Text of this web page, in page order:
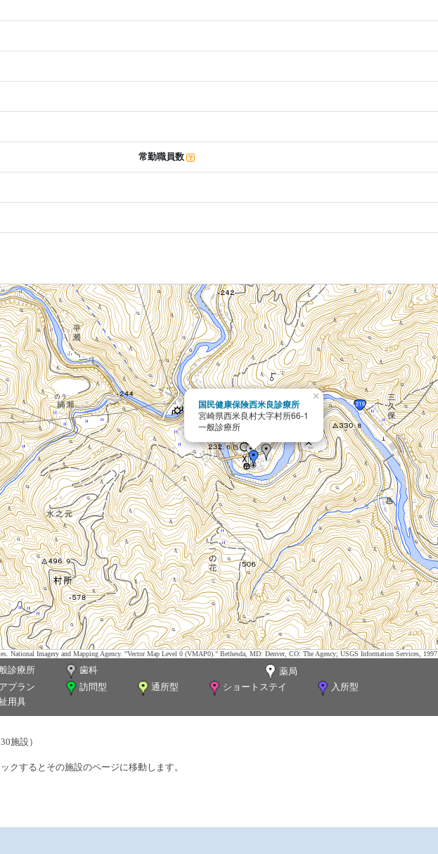
常勤職員数
国民健康保険西米良診療所
宮崎県西米良村大字村所66-1
一般診療所
×
National Imagery and Mapping Agency. "Vector Map Level 0 (VMAP0)." Bethesda, MD: Denver, CO: The Agency; USGS Information Services, 1997.
診療所 歯科
薬局
プラン
訪問型 通所型 ショートステイ
入所型
用具
施設）
クするとその施設のページに移動します。